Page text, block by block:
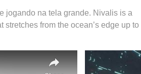
do seu PC sem travamentos,
mas com todo o processo de
jogando na tela grande. Nivalis is a
from the ocean’s edge up to